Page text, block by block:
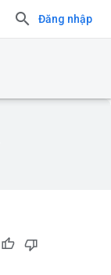
Đăng nhập